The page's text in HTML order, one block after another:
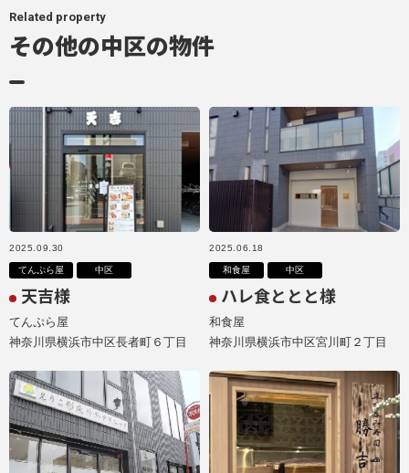
Related property
その他の中区の物件
2025.09.30
てんぷら屋 中区
天吉様
てんぷら屋
神奈川県横浜市中区長者町６丁目
2025.06.18
和食屋 中区
ハレ食ととと様
和食屋
神奈川県横浜市中区宮川町２丁目